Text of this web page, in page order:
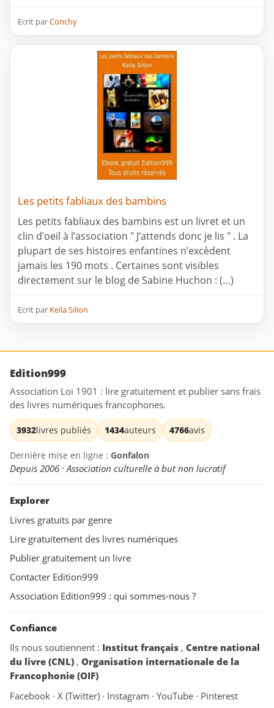
Ecrit parConchy
Les petits fabliaux des bambins
Les petits fabliaux des bambins est un livret et un
clin d’oeil à l’association " J’attends donc je lis " . La
plupart de ses histoires enfantines n’excèdent
jamais les 190 mots . Certaines sont visibles
directement sur le blog de Sabine Huchon : (…)
Ecrit par Keila Silion
Edition999
Association Loi 1901 : lire gratuitement et publier sans frais
des livres numériques francophones.
3932livres publiés 1434auteurs 4766avis
Dernière mise en ligne : Gonfalon
Depuis 2006 · Association culturelle à but non lucratif
Explorer
Livres gratuits par genre
Lire gratuitement des livres numériques
Publier gratuitement un livre
Contacter Edition999
Association Edition999 : qui sommes-nous ?
Confiance
Ils nous soutiennent : Institut français , Centre national
du livre (CNL) , Organisation internationale de la
Francophonie (OIF)
Facebook · X (Twitter) · Instagram · YouTube · Pinterest